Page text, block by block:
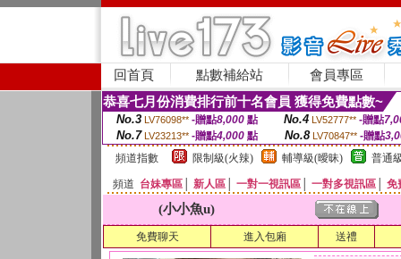
回首頁 點數補給站 會員專區
恭喜七月份消費排行前十名會員 獲得免費點數~
No.3 LV76098** -贈點8,000點 No.4 LV52777** -贈點
No.7 LV23213** -贈點4,000 點 No.8 LV70847** -贈點
頻道指數
限制級(火辣) 輔導級(曖昧) 普通
頻道 台妹專區 新人區 一對一視訊區 一對多視訊區 免
(小小魚u)
免費聊天 進入包廂 送禮